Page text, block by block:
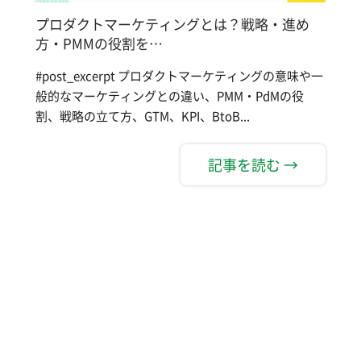
プロダクトマーケティングとは？戦略・進め
方・PMMの役割を…
#post_excerpt プロダクトマーケティングの意味や一
般的なマーケティングとの違い、PMM・PdMの役
割、戦略の立て方、GTM、KPI、BtoB...
記事を読む →